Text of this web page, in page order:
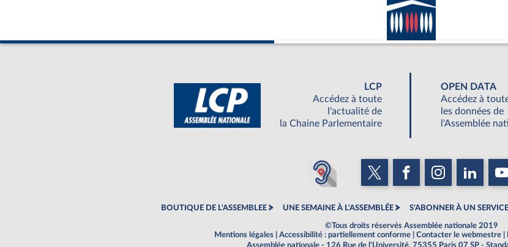
LCP
Accédez à toute
l'actualité de
la Chaine Parlementaire
OPEN DATA
Accédez à
les données de
l'Assemblée
BOUTIQUE DE L'ASSEMBLEE UNE SEMAINE À L'ASSEMBLÉE S'ABONNER À UN SERVICE
©Tous droits réservés Assemblée nationale 2019
Mentions légales
Accessibilité : partiellement conforme Contacter le webmestre
Assemblée nationale - 126 Rue de l'Université, 75355 Paris 07 SP -